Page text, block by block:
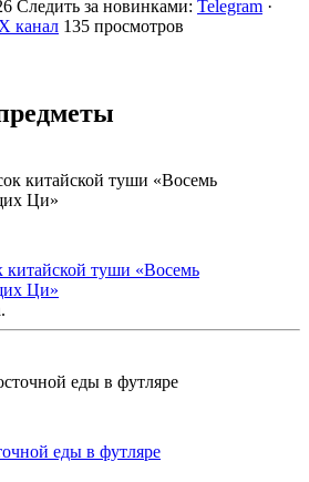
Следить за новинками: Telegram ·
канал 135 просмотров
туши «Восемь
Ци»
еды в футляре